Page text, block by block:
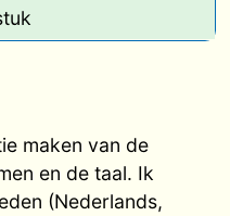
maken van de
en de taal. Ik
(Nederlands,